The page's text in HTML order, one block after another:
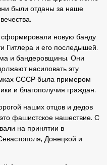
были отданы за наше
новую банду
Гитлера и его последышей.
и бандеровщины. Они
насиловать эту
СССР была примером
и благополучия граждан.
наших отцов и дедов
фашистское нашествие. С
на принятии в
Донецкой и